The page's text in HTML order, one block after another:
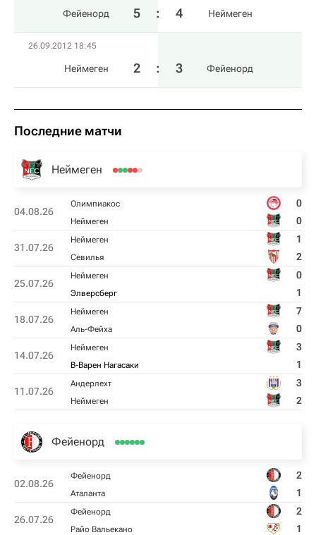
Фейенорд 5 : 4 Неймеген
26.09.2012 18:45
Неймеген 2 : 3 Фейенорд
Последние матчи
Неймеген
04.08.26
Олимпиакос 0
Неймеген 0
31.07.26
Неймеген 1
Севилья 2
25.07.26
Неймеген 0
Элверсберг 1
18.07.26
Неймеген 7
Аль-Фейха 0
14.07.26
Неймеген 3
В-Варен Нагасаки 1
11.07.26
Андерлехт 3
Неймеген 2
Фейенорд
02.08.26
Фейенорд 2
Аталанта 1
26.07.26
Фейенорд 2
Райо Вальекано 1